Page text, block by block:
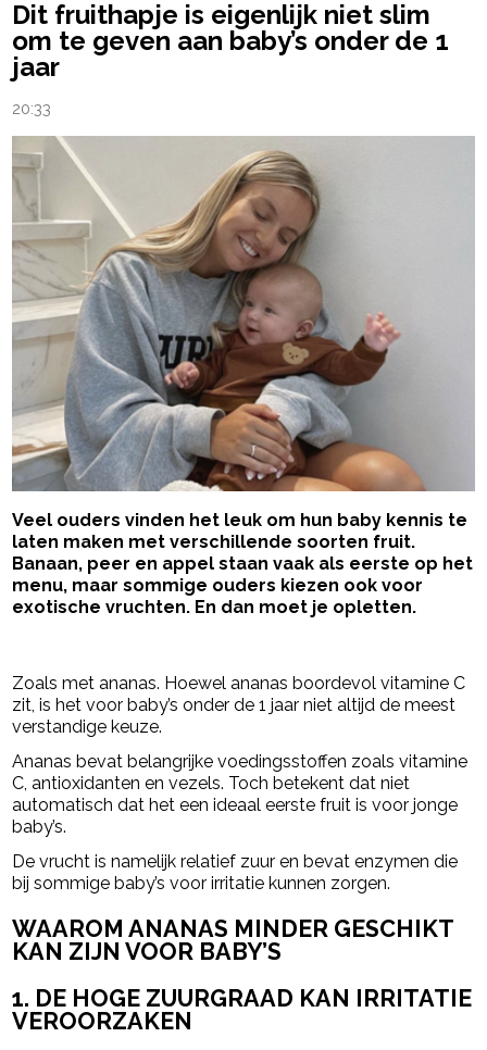
Dit fruithapje is eigenlijk niet slim
om te geven aan baby’s onder de 1
jaar
20:33
Veel ouders vinden het leuk om hun baby kennis te
laten maken met verschillende soorten fruit.
Banaan, peer en appel staan vaak als eerste op het
menu, maar sommige ouders kiezen ook voor
exotische vruchten. En dan moet je opletten.
Zoals met ananas. Hoewel ananas boordevol vitamine C
zit, is het voor baby’s onder de 1 jaar niet altijd de meest
verstandige keuze.
Ananas bevat belangrijke voedingsstoffen zoals vitamine
C, antioxidanten en vezels. Toch betekent dat niet
automatisch dat het een ideaal eerste fruit is voor jonge
baby’s.
De vrucht is namelijk relatief zuur en bevat enzymen die
bij sommige baby’s voor irritatie kunnen zorgen.
WAAROM ANANAS MINDER GESCHIKT
KAN ZIJN VOOR BABY’S
1. DE HOGE ZUURGRAAD KAN IRRITATIE
VEROORZAKEN